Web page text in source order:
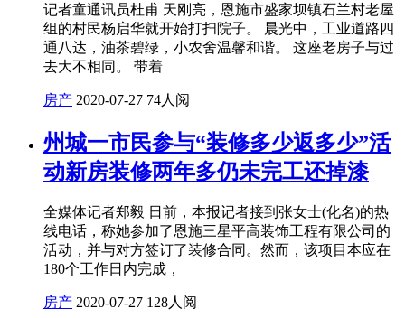
记者童通讯员杜甫 天刚亮，恩施市盛家坝镇石兰村老屋
组的村民杨启华就开始打扫院子。 晨光中，工业道路四
通八达，油茶碧绿，小农舍温馨和谐。 这座老房子与过
去大不相同。 带着
房产 2020-07-27 74人阅
州城一市民参与“装修多少返多少”活
动新房装修两年多仍未完工还掉漆
全媒体记者郑毅 日前，本报记者接到张女士(化名)的热
线电话，称她参加了恩施三星平高装饰工程有限公司的
活动，并与对方签订了装修合同。然而，该项目本应在
180个工作日内完成，
房产 2020-07-27 128人阅